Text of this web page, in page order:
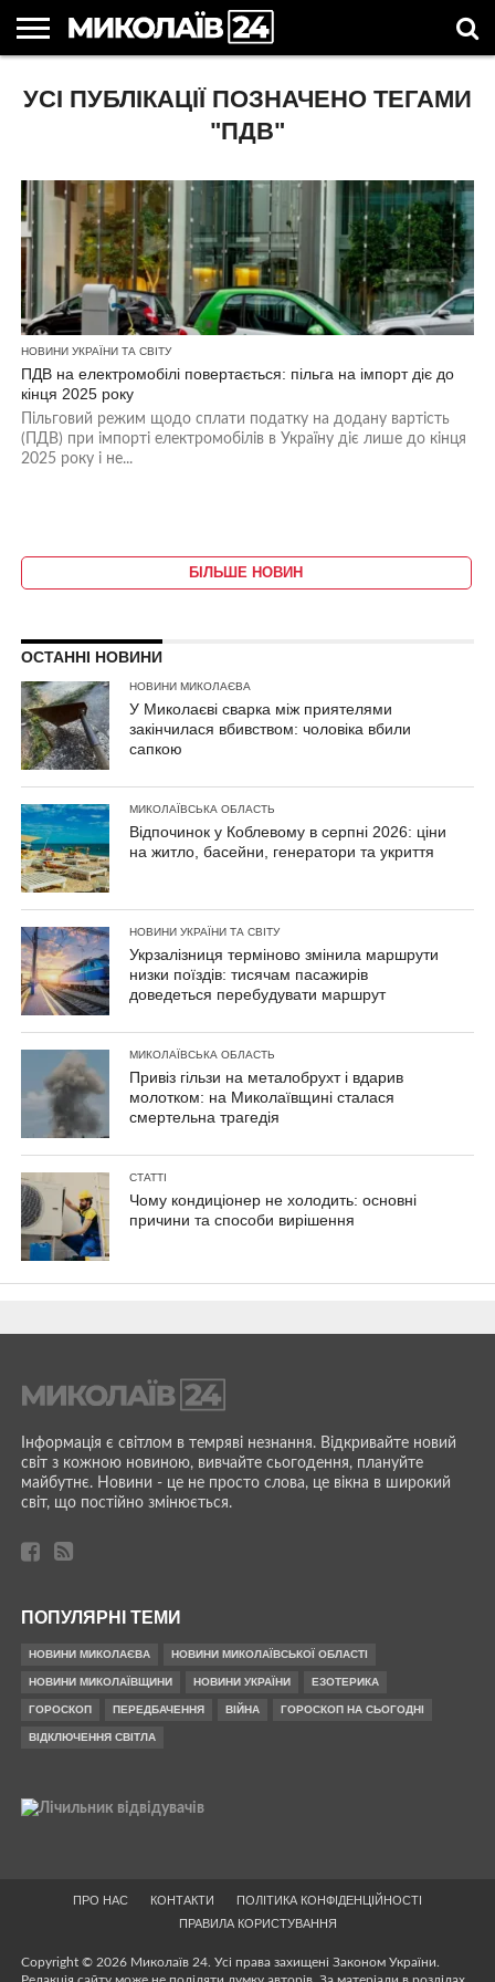
НОВИНИ
НОВИНИ
МИКОЛАЄВА
МИКОЛАЇВСЬКА
ОБЛАСТЬ
НОВИНИ
СПОРТУ
УКРАЇНА
ТА СВІТ
НОВИНИ
КОМПАНІЙ
АСТРОЛОГІЯ
СВЯТА
В
КОРИСНІ
СТАТТІ
УСІ ПУБЛІКАЦІЇ ПОЗНАЧЕНО ТЕГАМИ
"ПДВ"
НОВИНИ УКРАЇНИ ТА СВІТУ
ПДВ на електромобілі повертається: пільга на імпорт діє до
кінця 2025 року
Пільговий режим щодо сплати податку на додану вартість
(ПДВ) при імпорті електромобілів в Україну діє лише до кінця
2025 року і не...
БІЛЬШЕ НОВИН
ОСТАННІ НОВИНИ
НОВИНИ МИКОЛАЄВА
У Миколаєві сварка між приятелями
закінчилася вбивством: чоловіка вбили
сапкою
МИКОЛАЇВСЬКА ОБЛАСТЬ
Відпочинок у Коблевому в серпні 2026: ціни
на житло, басейни, генератори та укриття
НОВИНИ УКРАЇНИ ТА СВІТУ
Укрзалізниця терміново змінила маршрути
низки поїздів: тисячам пасажирів
доведеться перебудувати маршрут
МИКОЛАЇВСЬКА ОБЛАСТЬ
Привіз гільзи на металобрухт і вдарив
молотком: на Миколаївщині сталася
смертельна трагедія
СТАТТІ
Чому кондиціонер не холодить: основні
причини та способи вирішення
Інформація є світлом в темряві незнання. Відкривайте новий
світ з кожною новиною, вивчайте сьогодення, плануйте
майбутнє. Новини - це не просто слова, це вікна в широкий
світ, що постійно змінюється.
ПОПУЛЯРНІ ТЕМИ
НОВИНИ МИКОЛАЄВА НОВИНИ МИКОЛАЇВСЬКОЇ ОБЛАСТІ
НОВИНИ МИКОЛАЇВЩИНИ НОВИНИ УКРАЇНИ ЕЗОТЕРИКА
ГОРОСКОП ПЕРЕДБАЧЕННЯ ВІЙНА ГОРОСКОП НА СЬОГОДНІ
ВІДКЛЮЧЕННЯ СВІТЛА
ПРО НАС КОНТАКТИ
ПОЛІТИКА КОНФІДЕНЦІЙНОСТІ
ПРАВИЛА КОРИСТУВАННЯ
Copyright © 2026 Миколаїв 24. Усі права захищені Законом України.